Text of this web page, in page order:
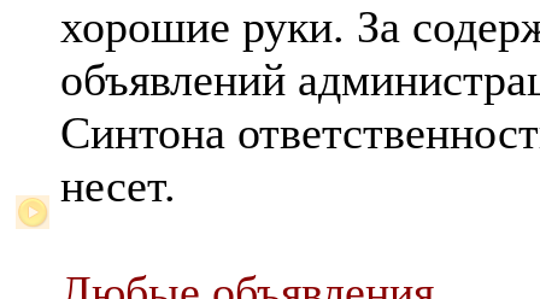
хорошие руки. За
объявлений
Синтона
несет.